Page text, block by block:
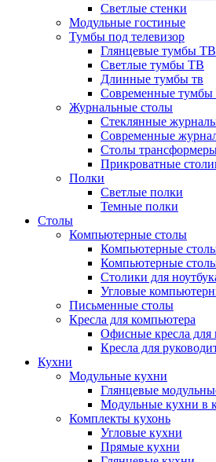
Светлые стенки
Модульные гостиные
Тумбы под телевизор
Глянцевые тумбы ТВ
Светлые тумбы ТВ
Длинные тумбы тв
Современные
Журнальные столы
Стеклянные
Современные
Столы
Прикроватные
Полки
Светлые полки
Темные полки
Столы
Компьютерные столы
Компьютерные
Компьютерные
Столики для
Угловые
Письменные столы
Кресла для компьютера
Офисные кресла для
Кресла для
Кухни
Модульные кухни
Глянцевые
Модульные кухни в
Комплекты кухонь
Угловые кухни
Прямые кухни